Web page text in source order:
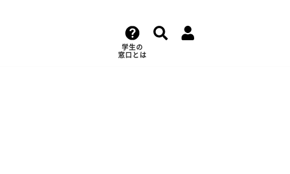
学生の
窓口とは